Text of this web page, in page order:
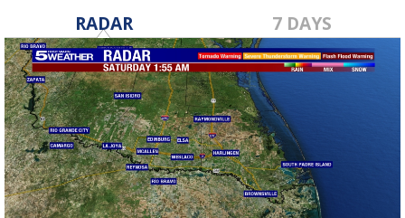
RADAR 7 DAYS